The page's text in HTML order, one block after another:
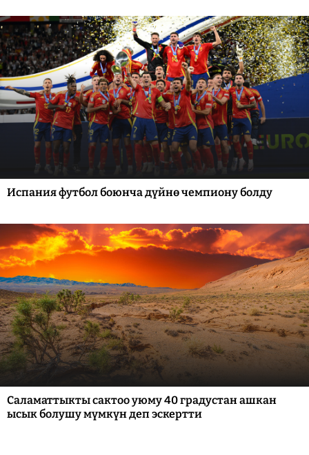
Испания футбол боюнча дүйнө чемпиону болду
Саламаттыкты сактоо уюму 40 градустан ашкан
ысык болушу мүмкүн деп эскертти